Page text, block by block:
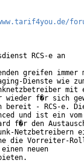
RCS-e an
greifen immer
Dienste wie
mit
wieder f�r sich
bereit - RCS-e.
und ist ein vom
f�r den
Netzbetreibern
die Vorreiter-
neuen